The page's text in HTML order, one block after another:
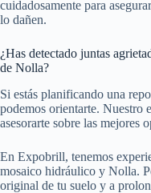
cuidadosamente para
lo dañen.
¿Has detectado juntas
de Nolla?
Si estás planificando una
podemos orientarte. Nuestro
asesorarte sobre las mejores
En Expobrill, tenemos
mosaico hidráulico y Nolla.
original de tu suelo y a